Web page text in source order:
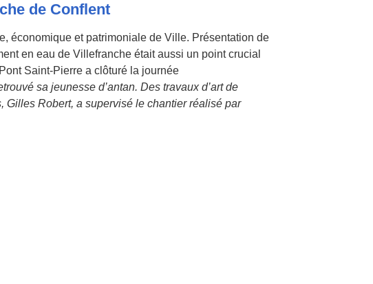
de Conflent
économique et patrimoniale de Ville. Présentation de
en eau de Villefranche était aussi un point crucial
Saint-Pierre a clôturé la journée
sa jeunesse d’antan. Des travaux d’art de
Gilles Robert, a supervisé le chantier réalisé par